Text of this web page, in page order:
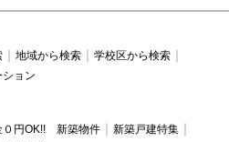
地域から検索
学校区から検索
ション
０円OK!! 新築物件
新築戸建特集